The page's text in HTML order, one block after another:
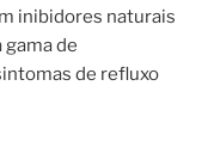
inibidores naturais
de
de refluxo